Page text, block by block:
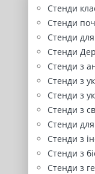
Стенди
Стенди
Стенди
Стенди
Стенди з
Стенди з
Стенди з
Стенди з
Стенди для
Стенди з
Стенди з
Стенди з